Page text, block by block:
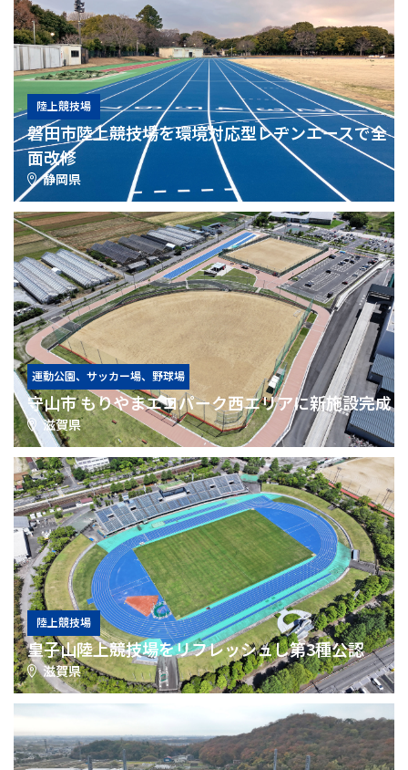
陸上競技場
磐田市陸上競技場を環境対応型レヂンエースで全
面改修
静岡県
運動公園、サッカー場、野球場
守山市 もりやまエコパーク西エリアに新施設完成
滋賀県
陸上競技場
皇子山陸上競技場をリフレッシュし第3種公認
滋賀県